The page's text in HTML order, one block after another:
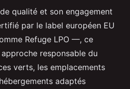
qualité et son engagement
par le label européen EU
Refuge LPO —, ce
responsable du
verts, les emplacements
adaptés